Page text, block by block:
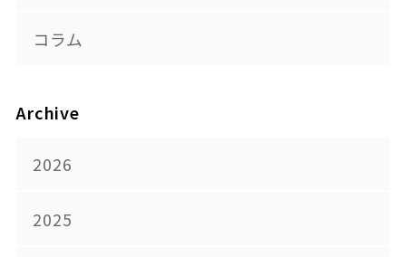
コラム
Archive
2026
2025